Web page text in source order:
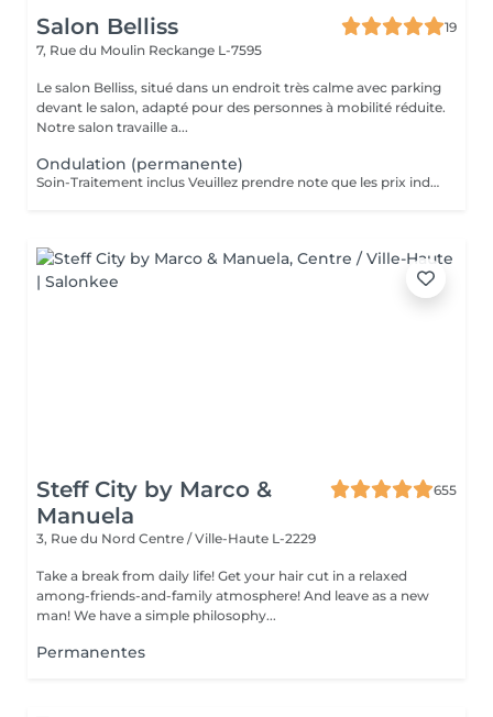
Salon Belliss
19
7, Rue du Moulin Reckange L-7595
Le salon Belliss, situé dans un endroit très calme avec parking
devant le salon, adapté pour des personnes à mobilité réduite.
Notre salon travaille a...
Ondulation (permanente)
Soin-Traitement inclus Veuillez prendre note que les prix indiqués sur Salonkee sont communiqués à titre informatif et s'entendent de base. Ces derniers sont susceptibles de varier selon le diagnostic réalisé à votre arrivée au salon et l'expertise du professionnel à qui vous confiez votre beauté. Dans tous les cas, un devis précis vous sera proposé et toutes réalisations de prestations seront effectuées avec votre accord. Un grand merci d'avance pour votre compréhension. Au plaisir de vous recevoir très vite.
Steff City by Marco &
Manuela
655
3, Rue du Nord Centre / Ville-Haute L-2229
Take a break from daily life! Get your hair cut in a relaxed
among-friends-and-family atmosphere! And leave as a new
man! We have a simple philosophy...
Permanentes